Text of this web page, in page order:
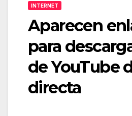
INTERNET
Aparecen
para
de YouTube
directa